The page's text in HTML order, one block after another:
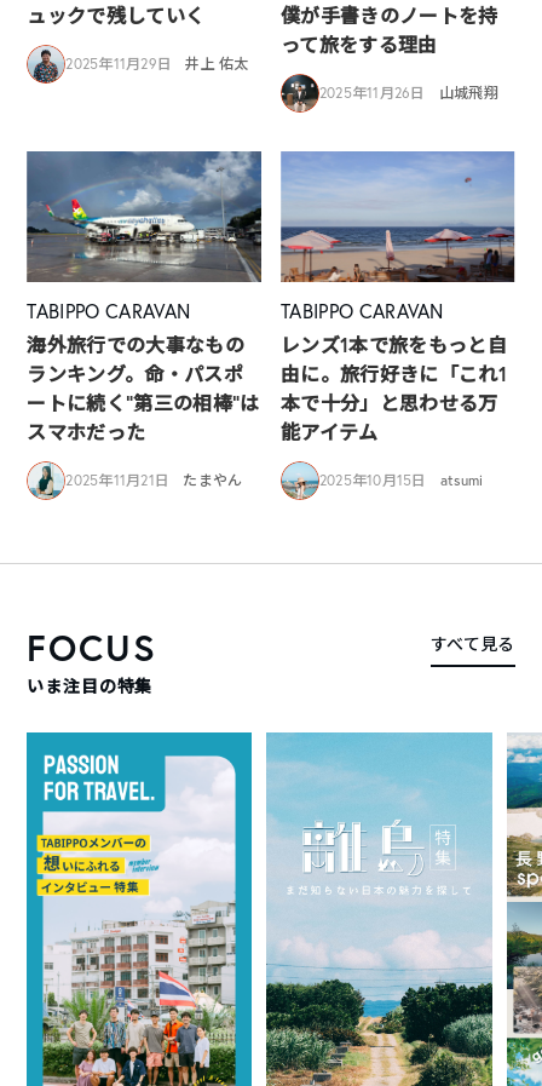
ュックで残していく
2025年11月29日 井上 佑太
僕が手書きのノートを持
って旅をする理由
2025年11月26日 山城飛翔
TABIPPO CARAVAN
海外旅行での大事なもの
ランキング。命・パスポ
ートに続く“第三の相棒”は
スマホだった
2025年11月21日 たまやん
TABIPPO CARAVAN
レンズ1本で旅をもっと自
由に。旅行好きに「これ1
本で十分」と思わせる万
能アイテム
2025年10月15日 atsumi
FOCUS
いま注目の特集
すべて見る